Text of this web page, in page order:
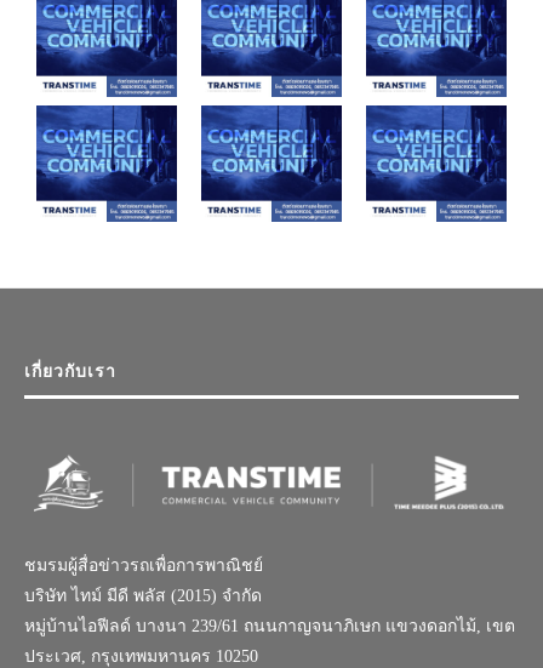
เกี่ยวกับเรา
ชมรมผู้สื่อข่าวรถเพื่อการพาณิชย์
บริษัท ไทม์ มีดี พลัส (2015) จำกัด
หมู่บ้านไอฟีลด์ บางนา 239/61 ถนนกาญจนาภิเษก แขวงดอกไม้, เขต
ประเวศ, กรุงเทพมหานคร 10250